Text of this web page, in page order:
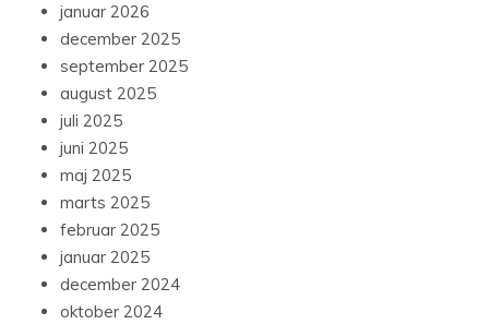
januar 2026
december 2025
september 2025
august 2025
juli 2025
juni 2025
maj 2025
marts 2025
februar 2025
januar 2025
december 2024
oktober 2024